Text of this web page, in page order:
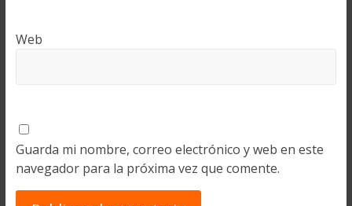
Web
Guarda mi nombre, correo electrónico y web en este
navegador para la próxima vez que comente.